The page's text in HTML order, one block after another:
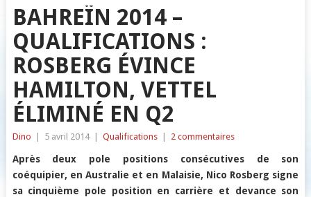
BAHREÏN 2014 –
QUALIFICATIONS :
ROSBERG ÉVINCE
HAMILTON, VETTEL
ÉLIMINÉ EN Q2
Dino 5 avril 2014 Qualifications 2 commentaires
Après deux pole positions consécutives de son
coéquipier, en Australie et en Malaisie, Nico Rosberg signe
sa cinquième pole position en carrière et devance son